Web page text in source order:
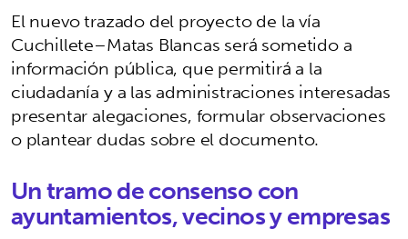
El nuevo trazado del proyecto de la vía
Cuchillete–Matas Blancas será sometido a
información pública, que permitirá a la
ciudadanía y a las administraciones interesadas
presentar alegaciones, formular observaciones
o plantear dudas sobre el documento.
Un tramo de consenso con
ayuntamientos, vecinos y empresas